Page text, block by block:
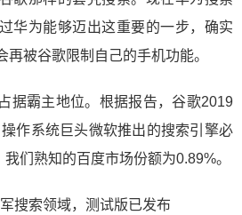
华为能够迈出这重要的一步，确实
再被谷歌限制自己的手机功能。
据霸主地位。根据报告，谷歌2019
作系统巨头微软推出的搜索引擎必
们熟知的百度市场份额为0.89%。